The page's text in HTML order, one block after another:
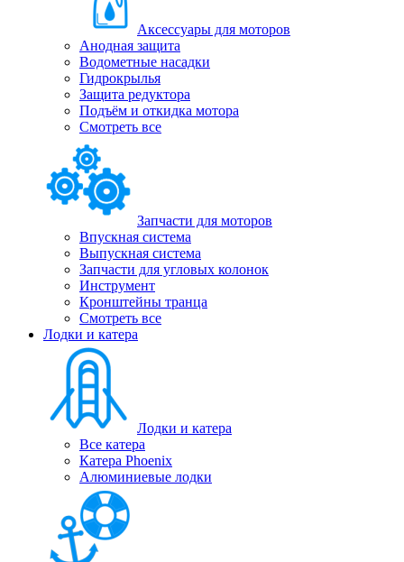
Аксессуары для моторов
Анодная защита
Водометные насадки
Гидрокрылья
Защита редуктора
Подъём и откидка мотора
Смотреть все
Запчасти для моторов
Впускная система
Выпускная система
Запчасти для угловых колонок
Инструмент
Кронштейны транца
Смотреть все
Лодки и катера
Лодки и катера
Все катера
Катера Phoenix
Алюминиевые лодки